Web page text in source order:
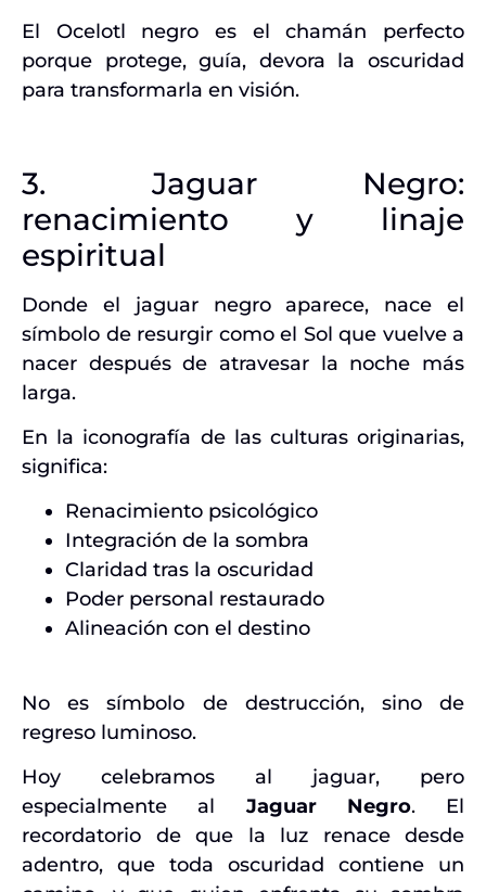
El Ocelotl negro es el chamán perfecto
porque protege, guía, devora la oscuridad
para transformarla en visión.
3. Jaguar Negro:
renacimiento y linaje
espiritual
Donde el jaguar negro aparece, nace el
símbolo de resurgir como el Sol que vuelve a
nacer después de atravesar la noche más
larga.
En la iconografía de las culturas originarias,
significa:
Renacimiento psicológico
Integración de la sombra
Claridad tras la oscuridad
Poder personal restaurado
Alineación con el destino
No es símbolo de destrucción, sino de
regreso luminoso.
Hoy celebramos al jaguar, pero
especialmente alJaguar Negro. El
recordatorio de que la luz renace desde
adentro, que toda oscuridad contiene un